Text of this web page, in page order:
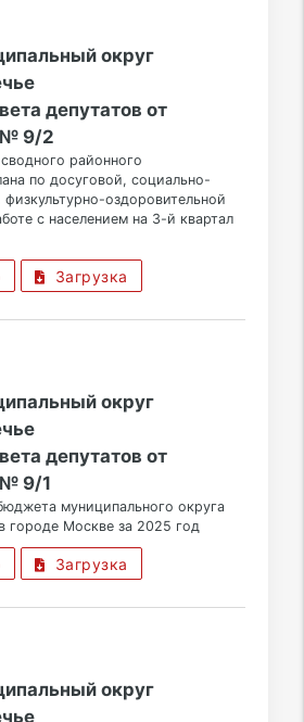
округ
депутатов от
№ 9/2
районного
по досуговой, социально-
физкультурно-оздоровительной
с населением на 3-й квартал
Загрузка
округ
депутатов от
9/1
муниципального округа
городе Москве за 2025 год
Загрузка
округ